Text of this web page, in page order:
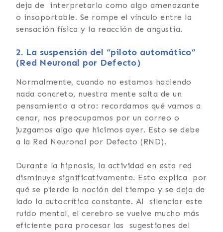
deja de interpretarlo como algo amenazante
o insoportable. Se rompe el vínculo entre la
sensación física y la reacción de angustia.
2. La suspensión del “piloto automático”
(Red Neuronal por Defecto)
Normalmente, cuando no estamos haciendo
nada concreto, nuestra mente salta de un
pensamiento a otro: recordamos qué vamos a
cenar, nos preocupamos por un correo o
juzgamos algo que hicimos ayer. Esto se debe
a la Red Neuronal por Defecto (RND).
Durante la hipnosis, la actividad en esta red
disminuye significativamente. Esto explica por
qué se pierde la noción del tiempo y se deja de
lado la autocrítica constante. Al silenciar este
ruido mental, el cerebro se vuelve mucho más
eficiente para procesar las sugestiones del